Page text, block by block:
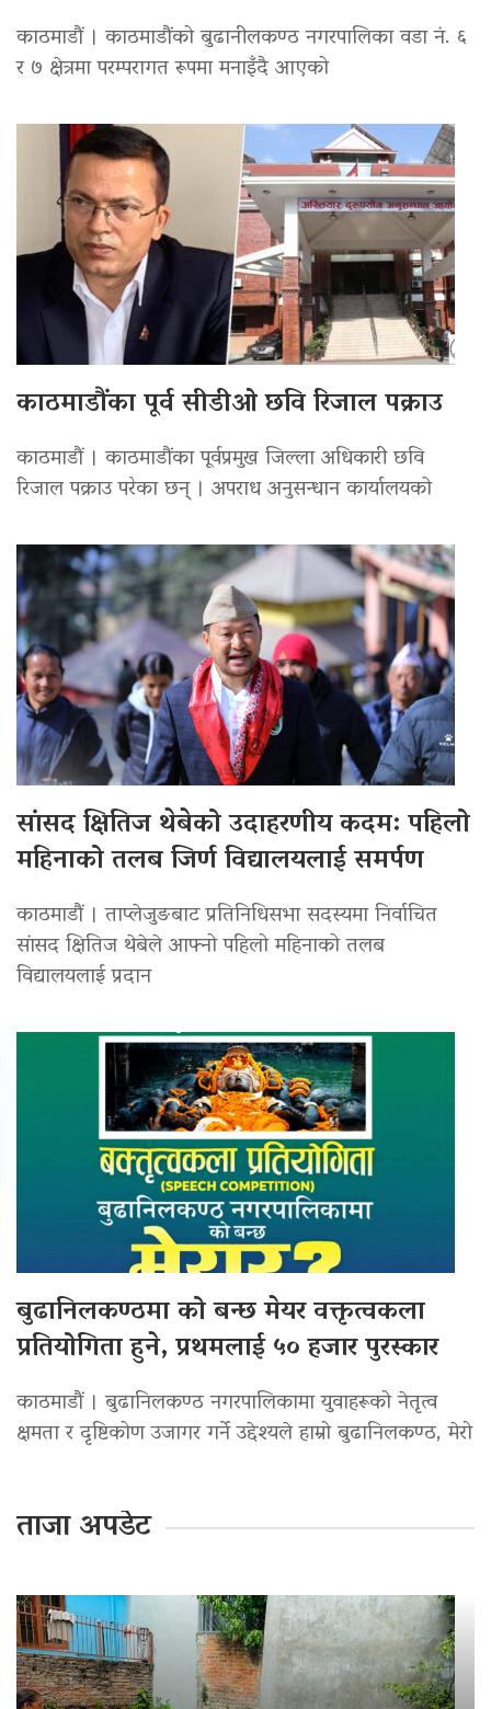
काठमाडौं । काठमाडौंको बुढानीलकण्ठ नगरपालिका वडा नं. ६
र ७ क्षेत्रमा परम्परागत रूपमा मनाइँदै आएको
काठमाडौंका पूर्व सीडीओ छवि रिजाल पक्राउ
काठमाडौं । काठमाडौंका पूर्वप्रमुख जिल्ला अधिकारी छवि
रिजाल पक्राउ परेका छन् । अपराध अनुसन्धान कार्यालयको
सांसद क्षितिज थेबेको उदाहरणीय कदम: पहिलो
महिनाको तलब जिर्ण विद्यालयलाई समर्पण
काठमाडौं । ताप्लेजुङबाट प्रतिनिधिसभा सदस्यमा निर्वाचित
सांसद क्षितिज थेबेले आफ्नो पहिलो महिनाको तलब
विद्यालयलाई प्रदान
बुढानिलकण्ठमा को बन्छ मेयर वक्तृत्वकला
प्रतियोगिता हुने, प्रथमलाई ५० हजार पुरस्कार
काठमाडौं । बुढानिलकण्ठ नगरपालिकामा युवाहरूको नेतृत्व
क्षमता र दृष्टिकोण उजागर गर्ने उद्देश्यले हाम्रो बुढानिलकण्ठ, मेरो
ताजा अपडेट